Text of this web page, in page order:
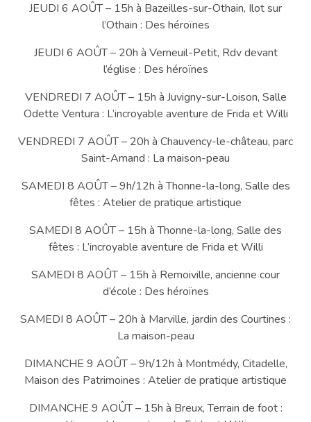
JEUDI 6 AOÛT – 15h à Bazeilles-sur-Othain, Ilot sur
l’Othain : Des héroïnes
JEUDI 6 AOÛT – 20h à Verneuil-Petit, Rdv devant
l’église : Des héroïnes
VENDREDI 7 AOÛT – 15h à Juvigny-sur-Loison, Salle
Odette Ventura : L’incroyable aventure de Frida et Willi
VENDREDI 7 AOÛT – 20h à Chauvency-le-château, parc
Saint-Amand : La maison-peau
SAMEDI 8 AOÛT – 9h/12h à Thonne-la-long, Salle des
fêtes : Atelier de pratique artistique
SAMEDI 8 AOÛT – 15h à Thonne-la-long, Salle des
fêtes : L’incroyable aventure de Frida et Willi
SAMEDI 8 AOÛT – 15h à Remoiville, ancienne cour
d’école : Des héroïnes
SAMEDI 8 AOÛT – 20h à Marville, jardin des Courtines :
La maison-peau
DIMANCHE 9 AOÛT – 9h/12h à Montmédy, Citadelle,
Maison des Patrimoines : Atelier de pratique artistique
DIMANCHE 9 AOÛT – 15h à Breux, Terrain de foot :